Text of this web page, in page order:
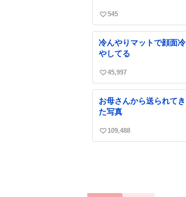
い
ね
数
545
冷んやりマットで顔面冷
やしてる
い
ね
数
45,997
お母さんから送られてき
た写真
い
109,488